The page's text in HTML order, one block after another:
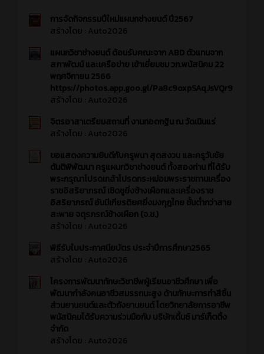
การจัดกิจกรรมปีใหม่แผนกช่างยนต์ ปี2567
สร้างโดย : Auto2026
แผนกวิชาช่างยนต์ ต้อนรับคณะจาก ABD ตัวแทนจาก
สภาพัฒน์ และเครือข่าย เข้าเยี่ยมชม วก.พนัสนิคม 22
พฤศจิกายน 2566
https://photos.app.goo.gl/Pa8c9oxpSAqJsVQr9
สร้างโดย : Auto2026
จิตรอาสาเตรียมสถานที่ งานทอดกฐิน ณ วัดเนินแร่
สร้างโดย : Auto2026
ขอแสดงความยินดีกับครูพนา สุดสงวน และครูวันชัย
ตันติพิพัฒนา ครูแผนกวิชาช่างยนต์ ทั้งสองท่าน ที่ได้รับ
พระกรุณาโปรดเกล้าโปรดกระหม่อมพระราชทานเครื่อง
ราชอิสริยาภรณ์ เชิดชูยิ่งช้างเผือกและเครื่องราช
อิสริยาภรณ์ อันมีเกียรติยศยิ่งมงกุฎไทย ชั้นต่ำกว่าสาย
สะพาย จตุรภรณ์ช้างเผือก (จ.ช.)
สร้างโดย : Auto2026
พิธีรับใบประกาศนียบัตร ประจำปีการศึกษา2565
สร้างโดย : Auto2026
โครงการพัฒนาทักษะวิชาชีพผู้เรียนอาชีวศึกษา เพื่อ
พัฒนากำลังคนอาชีวสมรรถนะสูง ด้านทักษะการทำสีชิ้น
ส่วนยานยนต์และตัวถังยานยนต์ โดยวิทยาลัยการอาชีพ
พนัสนิคมได้รับความร่วมมือกับ บริษัทเดี้นซ์ มาร์เก็ตติ้ง
จำกัด
สร้างโดย : Auto2026